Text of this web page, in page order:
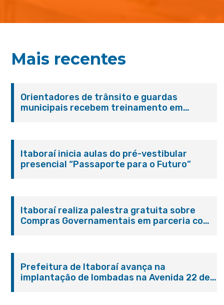
Mais recentes
Orientadores de trânsito e guardas
municipais recebem treinamento em
Itaboraí inicia aulas do pré-vestibular
presencial “Passaporte para o Futuro”
Itaboraí realiza palestra gratuita sobre
Compras Governamentais em parceria com
Prefeitura de Itaboraí avança na
implantação de lombadas na Avenida 22 de